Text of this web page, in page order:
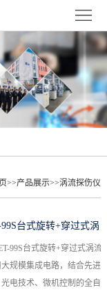
>>产品展示>>涡流探伤仪
台式旋转+穿过式涡
99S台式旋转+穿过式涡流
规模集成电路，结合先进
电技术、微机控制的全自